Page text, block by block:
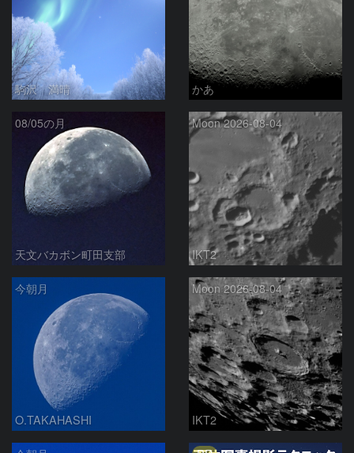
駒沢 満晴 かあ
08/05の月
天文バカボン町田支部
Moon 2026-08-04
IKT2
今朝月
O.TAKAHASHI
Moon 2026-08-04
IKT2